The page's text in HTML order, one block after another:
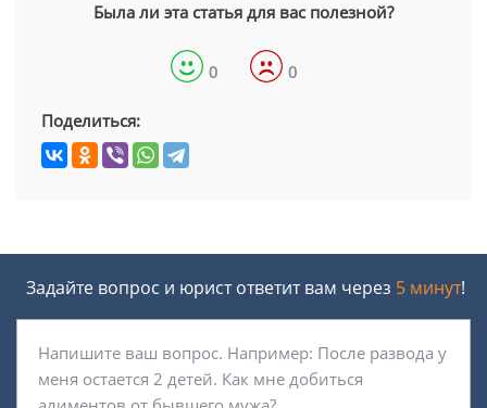
Была ли эта статья для вас полезной?
0 0
Поделиться:
Задайте вопрос и юрист ответит вам через 5 минут!